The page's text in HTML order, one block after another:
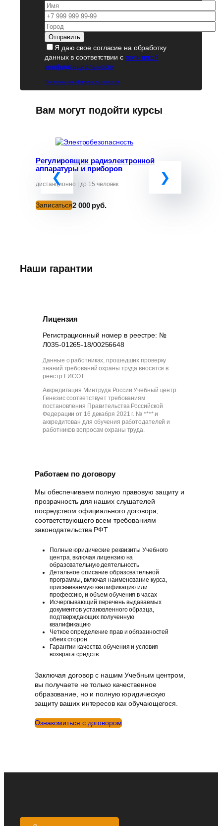
Я даю свое согласие на обработку
данных в соответствии с политикой
конфиденциальности
Политика конфиденциальности
Вам могут подойти курсы
Регулировщик радиэлектронной
аппаратуры и приборов
дистанционно | до 15 человек
Записаться2 000 руб.
Наши гарантии
Лицензия
Регистрационный номер в реестре: №
Л035-01265-18/00256648
Данные о работниках, прошедших проверку
знаний требований охраны труда вносятся в
реестр ЕИСОТ.
Аккредитация Минтруда России Учебный центр
Генезис соответствует требованиям
постановления Правительства Российской
Федерации от 16 декабря 2021 г. № **** и
аккредитован для обучения работодателей и
работников вопросам охраны труда.
Работаем по договору
Мы обеспечиваем полную правовую защиту и
прозрачность для наших слушателей
посредством официального договора,
соответствующего всем требованиям
законодательства РФT
Полные юридические реквизиты Учебного
центра, включая лицензию на
образовательную деятельность
Детальное описание образовательной
программы, включая наименование курса,
присваиваемую квалификацию или
профессию, и объем обучения в часах
Исчерпывающий перечень выдаваемых
документов установленного образца,
подтверждающих полученную
квалификацию
Четкое определение прав и обязанностей
обеих сторон
Гарантии качества обучения и условия
возврата средств
Заключая договор с нашим Учебным центром,
вы получаете не только качественное
образование, но и полную юридическую
защиту ваших интересов как обучающегося.
Ознакомиться с договором